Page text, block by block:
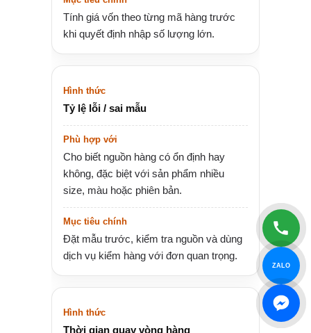
Tính giá vốn theo từng mã hàng trước
khi quyết định nhập số lượng lớn.
Tỷ lệ lỗi / sai mẫu
Cho biết nguồn hàng có ổn định hay
không, đặc biệt với sản phẩm nhiều
size, màu hoặc phiên bản.
Đặt mẫu trước, kiểm tra nguồn và dùng
dịch vụ kiểm hàng với đơn quan trọng.
Thời gian quay vòng hàng
ZALO